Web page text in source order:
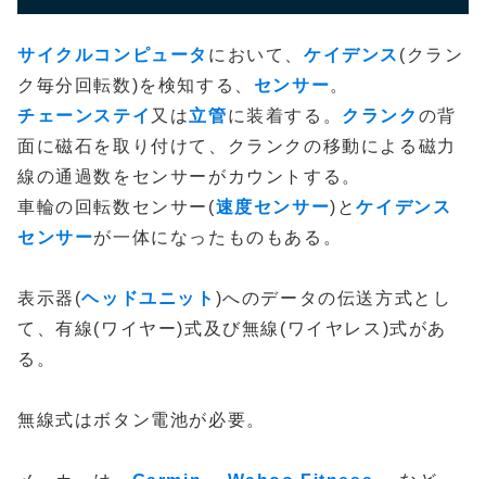
サイクルコンピュータ において、 ケイデンス (クラン
ク毎分回転数)を検知する、 センサー。
チェーンステイ 又は立管に装着する。 クランク の背
面に磁石を取り付けて、クランクの移動による磁力
線の通過数をセンサーがカウントする。
車輪の回転数センサー(速度センサー)とケイデンス
センサーが一体になったものもある。
表示器(ヘッドユニット )へのデータの伝送方式とし
て、有線(ワイヤー)式及び無線(ワイヤレス)式があ
る。
無線式はボタン電池が必要。